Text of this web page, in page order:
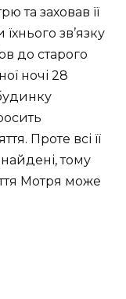
та заховав її
зв’язку
до старого
ночі 28
Проте всі її
тому
Мотря може